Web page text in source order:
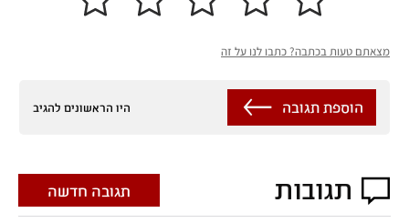
מצאתם טעות בכתבה? כתבו לנו על זה
היו הראשונים להגיב הוספת תגובה
תגובות תגובה חדשה